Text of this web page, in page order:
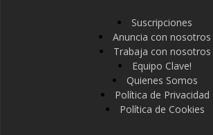
Suscripciones
Anuncia con nosotros
Trabaja con nosotros
Equipo Clave!
Quienes Somos
Política de Privacidad
Política de Cookies